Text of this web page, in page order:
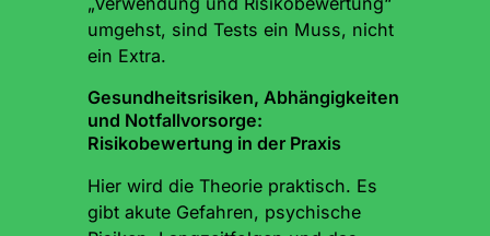
umgehst, sind Tests ein Muss, nicht
ein Extra.
Gesundheitsrisiken, Abhängigkeiten
und Notfallvorsorge:
Risikobewertung in der Praxis
Hier wird die Theorie praktisch. Es
gibt akute Gefahren, psychische